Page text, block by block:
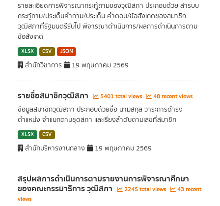
รายละเอียดการพิจารณากระทู้ถามของวุฒิสภา ประกอบด้วย สารบบ
กระทู้ถาม/ประเด็นคำถาม/ประเด็น คำตอบ/ข้อสังเกตของสมาชิก
วุฒิสภาที่รัฐมนตรีรับไป พิจารณาดำเนินการ/ผลการดำเนินการตาม
ข้อสังเกต
XLSX CSV JSON
สำนักวิชาการ 19 พฤษภาคม 2569
รายชื่อสมาชิกวุฒิสภา 5401 total views 48 recent views
ข้อมูลสมาชิกวุฒิสภา ประกอบด้วยชื่อ นามสกุล วาระการดำรง
ตำแหน่ง จำแนกตามชุดสภา และเรียงลำดับตามเลขที่สมาชิก
XLSX CSV
สำนักบริหารงานกลาง 19 พฤษภาคม 2569
สรุปผลการดำเนินการตามรายงานการพิจารณาศึกษา
ของคณะกรรมาธิการ วุฒิสภา 2245 total views
43 recent
views